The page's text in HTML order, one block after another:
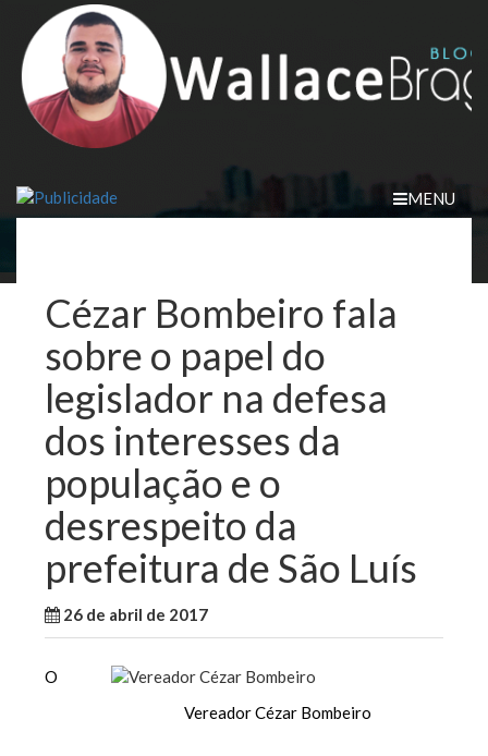
content
MENU
Cézar Bombeiro fala
sobre o papel do
legislador na defesa
dos interesses da
população e o
desrespeito da
prefeitura de São Luís
26 de abril de 2017
Vereador Cézar Bombeiro
O